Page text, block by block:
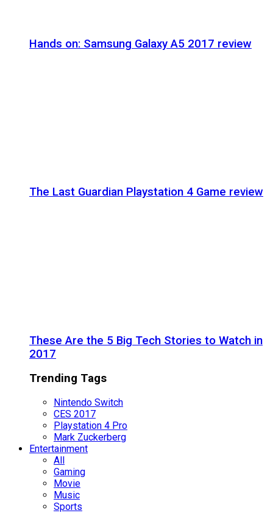
Hands on: Samsung Galaxy A5 2017 review
The Last Guardian Playstation 4 Game review
These Are the 5 Big Tech Stories to Watch in
2017
Trending Tags
Nintendo Switch
CES 2017
Playstation 4 Pro
Mark Zuckerberg
Entertainment
All
Gaming
Movie
Music
Sports